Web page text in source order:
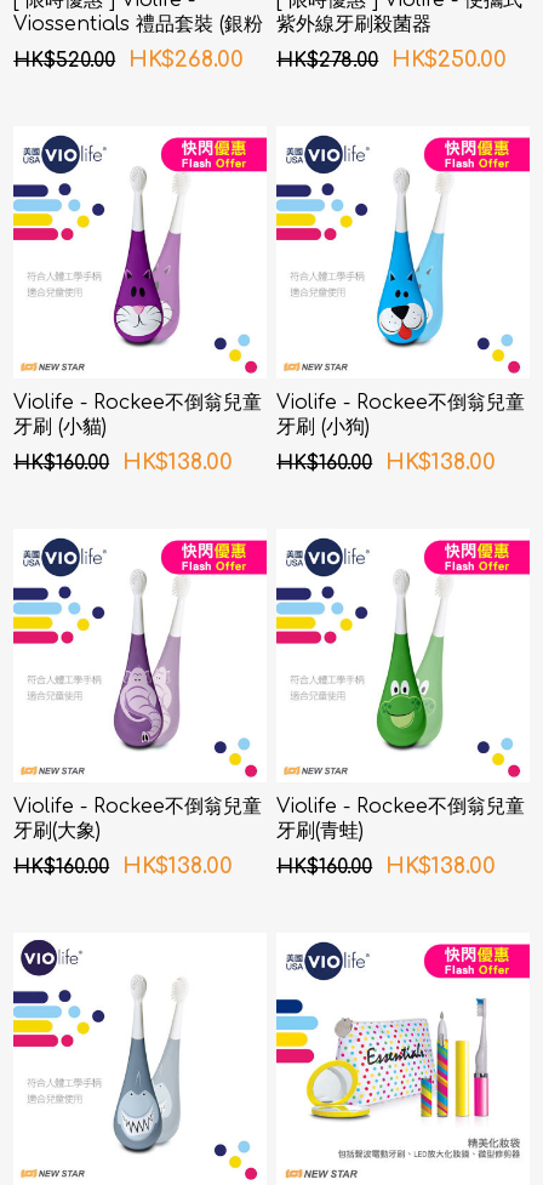
Viossentials 禮品套裝 (銀粉
紅色)
HK$520.00 HK$268.00
紫外線牙刷殺菌器
HK$278.00
HK$250.00
Violife - Rockee不倒翁兒童
牙刷 (小貓)
HK$160.00
HK$138.00
Violife - Rockee不倒翁兒童
牙刷 (小狗)
HK$160.00
HK$138.00
Violife - Rockee不倒翁兒童
牙刷(大象)
HK$160.00
HK$138.00
Violife - Rockee不倒翁兒童
牙刷(青蛙)
HK$160.00
HK$138.00